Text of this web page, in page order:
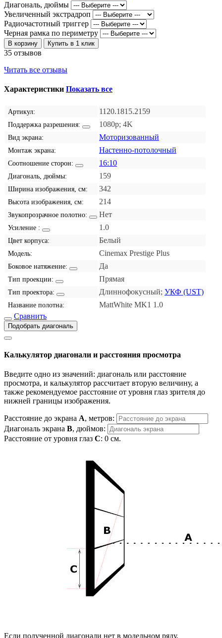
Диагональ, дюймы
Увеличенный экстрадроп
Радиочастотный триггер
Черная рамка по периметру
В корзину Купить в 1 клик
35 отзывов
Читать все отзывы
Характеристики Показать все
Артикул: 1120.1815.2159
Поддержка разрешения: 1080p; 4K
Вид экрана: Моторизованный
Монтаж экрана: Настенно-потолочный
Соотношение сторон: 16:10
Диагональ, дюймы: 159
Ширина изображения, см: 342
Высота изображения, см: 214
Звукопрозрачное полотно: Нет
Усиление : 1.0
Цвет корпуса: Белый
Модель: Cinemax Prestige Plus
Боковое натяжение: Да
Тип проекции: Прямая
Тип проектора: Длиннофокусный; УКФ (UST)
Название полотна:
MattWhite MK1 1.0
Сравнить
Подобрать диагональ
Калькулятор диагонали и расстояния просмотра
Введите одно из значений: диагональ или расстояние
просмотра, и калькулятор рассчитает вторую величину, а
также рекомендуемое расстояние от уровня глаз зрителя до
нижней границы изображения.
Расстояние до экрана A, метров:
Диагональ экрана B, дюймов:
Расстояние от уровня глаз C: 0 см.
Если полученной диагонали нет в модельном ряду,